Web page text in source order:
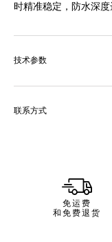
时精准稳定，防水深度
技术参数
联系方式
免运费
和免费退货